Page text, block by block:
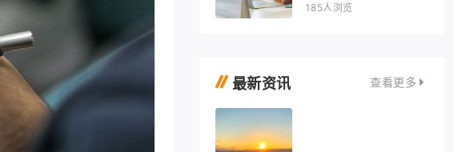
185人浏览
最新资讯 查看更多